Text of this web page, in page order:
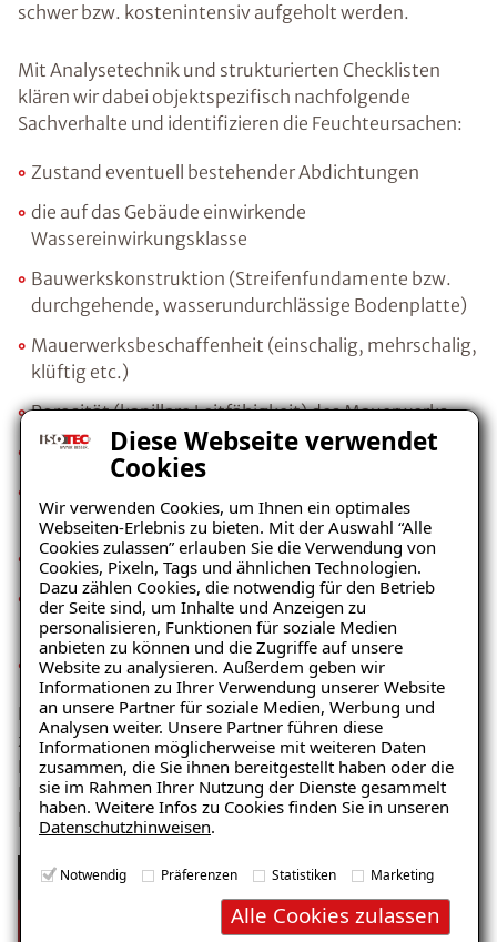
Diese Webseite verwendet
Cookies
Wir verwenden Cookies, um Ihnen ein optimales
Webseiten-Erlebnis zu bieten. Mit der Auswahl “Alle
Cookies zulassen” erlauben Sie die Verwendung von
Cookies, Pixeln, Tags und ähnlichen Technologien.
Dazu zählen Cookies, die notwendig für den Betrieb
der Seite sind, um Inhalte und Anzeigen zu
personalisieren, Funktionen für soziale Medien
anbieten zu können und die Zugriffe auf unsere
Website zu analysieren. Außerdem geben wir
Informationen zu Ihrer Verwendung unserer Website
an unsere Partner für soziale Medien, Werbung und
Analysen weiter. Unsere Partner führen diese
Informationen möglicherweise mit weiteren Daten
zusammen, die Sie ihnen bereitgestellt haben oder die
sie im Rahmen Ihrer Nutzung der Dienste gesammelt
haben. Weitere Infos zu Cookies finden Sie in unseren
Datenschutzhinweisen.
Notwendig Präferenzen Statistiken Marketing
Alle Cookies zulassen
schwer bzw. kostenintensiv aufgeholt werden.
Mit Analysetechnik und strukturierten Checklisten
klären wir dabei objektspezifisch nachfolgende
Sachverhalte und identifizieren die Feuchteursachen:
Zustand eventuell bestehender Abdichtungen
die auf das Gebäude einwirkende
Wassereinwirkungsklasse
Bauwerkskonstruktion (Streifenfundamente bzw.
durchgehende, wasserundurchlässige Bodenplatte)
Mauerwerksbeschaffenheit (einschalig, mehrschalig,
klüftig etc.)
Porosität (kapillare Leitfähigkeit) des Mauerwerks
Gehalt an bauschädlichen Salzen
Außenwandkonstruktion
nutzerbedingtes Raumklima und Lüftungsverhalten
Baustofffeuchte bzw. jahreszeitlich bedingte
Schwankungen der Baustofffeuchte
Zustand wasserführender Leitungen (Leckagen etc.)
Es gibt verschiedene Arten von Feuchtigkeit. Hier
zeigen und erklären wir seitlich eindringende Feuchte.
Ein häufiges Problem bei Kellerwänden, die sich in
Form von Salzausblühungen, Putzabplatzungen, bis
hin zur Schimmelpilzbildung zeigen.
Ursachen von Feuchtigkeit und Schimmel:
Seitlich eindringende Feuchtigkeit
Ratgeber „Sofort-Tipps gegen
Feuchtigkeit“
– jetzt kostenlos
herunterladen!
E-Mail eingeben